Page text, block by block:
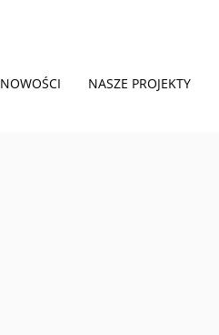
NOWOŚCI NASZE PROJEKTY